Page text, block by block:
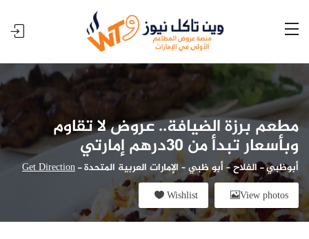
مطعم برزة الضيافة.. عروض لا تقاوم
وبأسعار تبدأ من 30درهم إمارتي
أبوظبي-الفلاح – أبو ظبي – الإمارات العربية المتحدة-
Get Direction
View photos
Wishlist